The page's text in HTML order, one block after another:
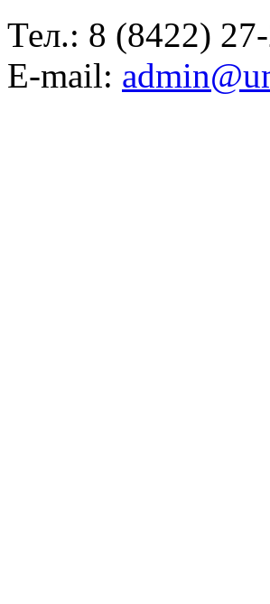
Тел.: 8 (8422)
E-mail: